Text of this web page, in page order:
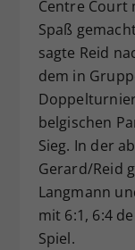
Centre Court
Spaß
sagte Reid
dem in
belgischen
Sieg. In der
Gerard/Reid
Langmann
mit 6:1, 6:4
Spiel.